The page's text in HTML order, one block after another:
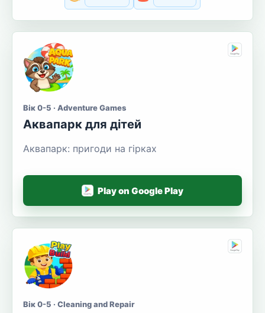
Вік 0-5 · Adventure Games
Аквапарк для дітей
Аквапарк: пригоди на гірках
Play on Google Play
Вік 0-5 · Cleaning and Repair